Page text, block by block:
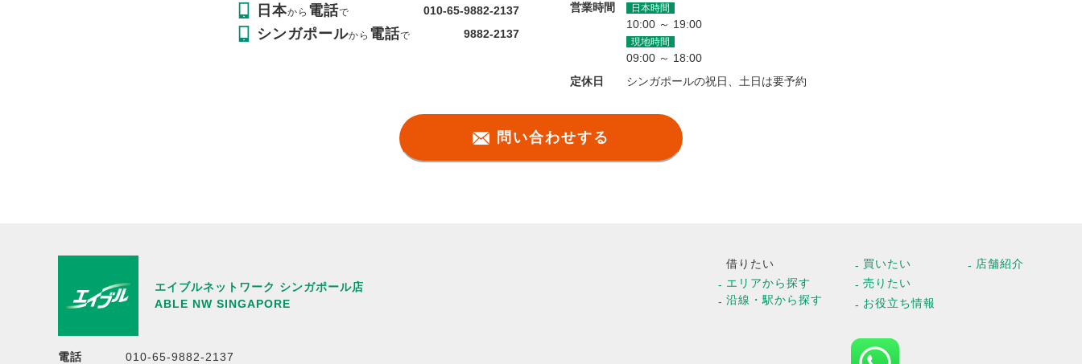
日本から 電話で 010-65-9882-2137
シンガポールから 電話で 9882-2137
営業時間 日本時間
10:00 ～ 19:00
現地時間
09:00 ～ 18:00
定休日
シンガポールの祝日、土日は要予約
問い合わせする
エイブルネットワーク シンガポール店
ABLE NW SINGAPORE
電話 010-65-9882-2137
借りたい
エリアから探す
沿線・駅から探す
買いたい
売りたい
お役立ち情報
店舗紹介